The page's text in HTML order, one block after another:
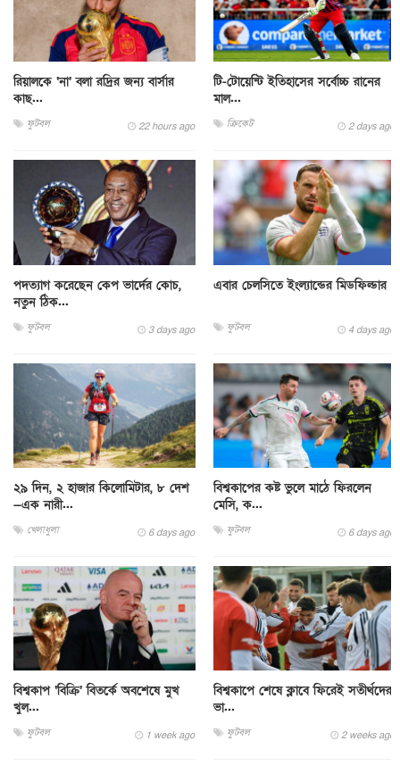
রিয়ালকে ‘না’ বলা রদ্রির জন্য বার্সার
কাছ...
ফুটবল 22 hours ago
টি-টোয়েন্টি ইতিহাসের সর্বোচ্চ রানের
মাল...
ক্রিকেট 2 days ago
পদত্যাগ করেছেন কেপ ভার্দের কোচ,
নতুন ঠিক...
ফুটবল 3 days ago
এবার চেলসিতে ইংল্যান্ডের মিডফিল্ডার
ফুটবল 4 days ago
২৯ দিন, ২ হাজার কিলোমিটার, ৮ দেশ
—এক নারী...
খেলাধুলা 6 days ago
বিশ্বকাপের কষ্ট ভুলে মাঠে ফিরলেন
মেসি, ক...
ফুটবল 6 days ago
বিশ্বকাপ ‘বিক্রি’ বিতর্কে অবশেষে মুখ
খুল...
ফুটবল 1 week ago
বিশ্বকাপে শেষে ক্লাবে ফিরেই সতীর্থদের
ভা...
ফুটবল 2 weeks ago